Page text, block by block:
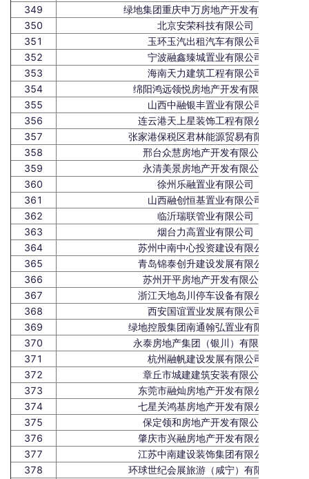
349
绿地集团重庆申万房地产开发有限公司
350
北京安荣科技有限公司
351
玉环玉汽出租汽车有限公司
352
宁波融鑫臻城置业有限公司
353
海南天力建筑工程有限公司
354
绵阳鸿远领悦房地产开发有限公司
355
山西中融银丰置业有限公司
356
连云港天上星装饰工程有限公司
357
张家港保税区君林能源贸易有限公司
358
邢台众慧房地产开发有限公司
359
永清美景房地产开发有限公司
360
徐州乐融置业有限公司
361
山西融创恒基置业有限公司
362
临沂瑞联管业有限公司
363
烟台力高置业有限公司
364
苏州中南中心投资建设有限公司
365
青岛锦泰创升建设发展有限公司
366
苏州开平房地产开发有限公司
367
浙江天地岛川停车设备有限公司
368
西安国谊置业发展有限公司
369
绿地控股集团南通翰弘置业有限公司
370
永泰房地产集团（银川）有限公司
371
杭州融帆建设发展有限公司
372
章丘市城建建筑安装有限公司
373
东莞市融灿房地产开发有限公司
374
七星关鸿基房地产开发有限公司
375
保定领和房地产开发有限公司
376
肇庆市兴融房地产开发有限公司
377
江苏中南建设装饰集团有限公司
378
环球世纪会展旅游（咸宁）有限公司